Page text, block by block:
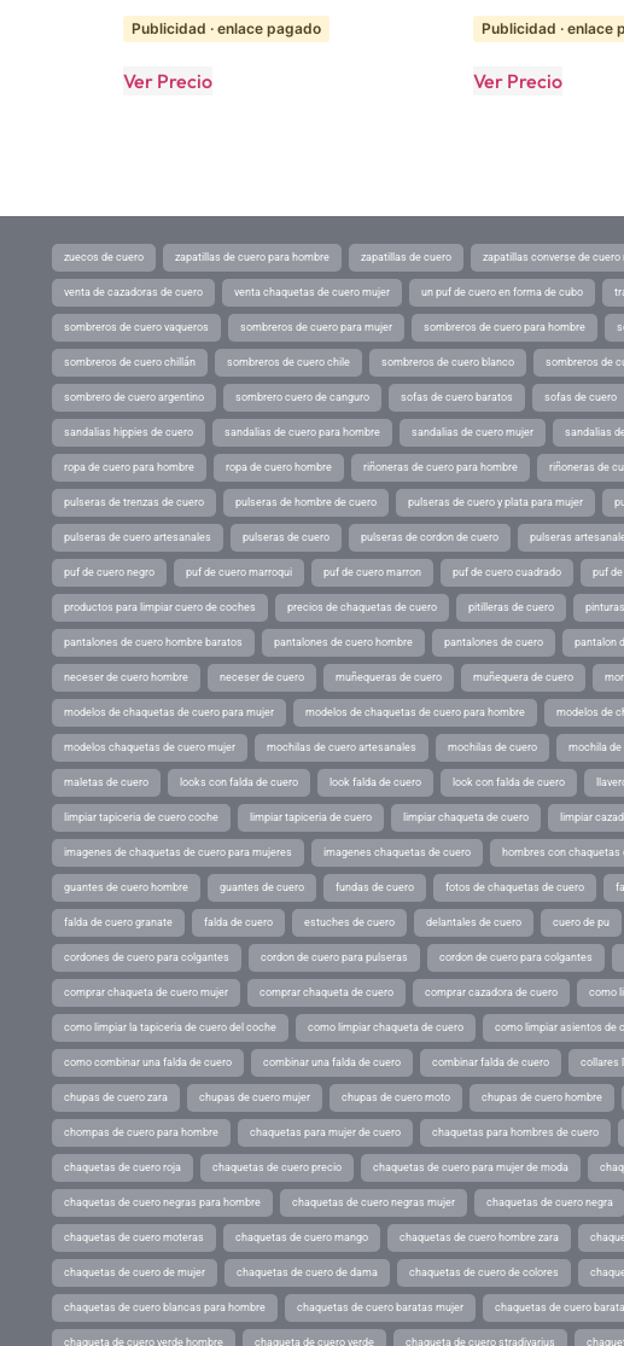
Publicidad · enlace pagado
Ver Precio
Publicidad · enlace
Ver Precio
zuecos de cuero zapatillas de cuero para hombre zapatillas de cuero zapatillas converse de cuero
venta de cazadoras de cuero venta chaquetas de cuero mujer un puf de cuero en forma de cubo
sombreros de cuero vaqueros sombreros de cuero para mujer sombreros de cuero para hombre
sombreros de cuero chillán sombreros de cuero chile sombreros de cuero blanco sombreros de
sombrero de cuero argentino sombrero cuero de canguro sofas de cuero baratos sofas de cuero
sandalias hippies de cuero sandalias de cuero para hombre sandalias de cuero mujer sandalias
ropa de cuero para hombre ropa de cuero hombre riñoneras de cuero para hombre riñoneras de
pulseras de trenzas de cuero pulseras de hombre de cuero pulseras de cuero y plata para mujer
pulseras de cuero artesanales pulseras de cuero pulseras de cordon de cuero pulseras
puf de cuero negro puf de cuero marroqui puf de cuero marron puf de cuero cuadrado puf
productos para limpiar cuero de coches precios de chaquetas de cuero pitilleras de cuero
pantalones de cuero hombre baratos pantalones de cuero hombre pantalones de cuero pantalon
neceser de cuero hombre neceser de cuero muñequeras de cuero muñequera de cuero
modelos de chaquetas de cuero para mujer modelos de chaquetas de cuero para hombre modelos de
modelos chaquetas de cuero mujer mochilas de cuero artesanales mochilas de cuero mochila de
maletas de cuero looks con falda de cuero look falda de cuero look con falda de cuero
limpiar tapiceria de cuero coche limpiar tapiceria de cuero limpiar chaqueta de cuero limpiar
imagenes de chaquetas de cuero para mujeres imagenes chaquetas de cuero hombres con chaquetas
guantes de cuero hombre guantes de cuero fundas de cuero fotos de chaquetas de cuero
falda de cuero granate falda de cuero estuches de cuero delantales de cuero cuero de pu
cordones de cuero para colgantes cordon de cuero para pulseras cordon de cuero para colgantes
comprar chaqueta de cuero mujer comprar chaqueta de cuero comprar cazadora de cuero como
como limpiar la tapiceria de cuero del coche como limpiar chaqueta de cuero como limpiar asientos de
como combinar una falda de cuero combinar una falda de cuero combinar falda de cuero collares
chupas de cuero zara chupas de cuero mujer chupas de cuero moto chupas de cuero hombre
chompas de cuero para hombre chaquetas para mujer de cuero chaquetas para hombres de cuero
chaquetas de cuero roja chaquetas de cuero precio chaquetas de cuero para mujer de moda
chaquetas de cuero negras para hombre chaquetas de cuero negras mujer chaquetas de cuero negra
chaquetas de cuero moteras chaquetas de cuero mango chaquetas de cuero hombre zara
chaquetas de cuero de mujer chaquetas de cuero de dama chaquetas de cuero de colores
chaquetas de cuero blancas para hombre chaquetas de cuero baratas mujer chaquetas de cuero
chaqueta de cuero verde hombre chaqueta de cuero verde chaqueta de cuero stradivarius